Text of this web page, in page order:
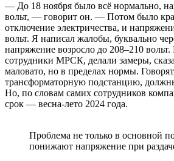
— До 18 ноября было всё нормально,
вольт, — говорит он. — Потом было
отключение электричества, и
вольт. Я написал жалобы, буквально
напряжение возросло до 208–210
сотрудники МРСК, делали замеры,
маловато, но в пределах нормы.
трансформаторную подстанцию,
Но, по словам самих сотрудников
срок — весна-лето 2024 года.
Проблема не только в основной
понижают напряжение при